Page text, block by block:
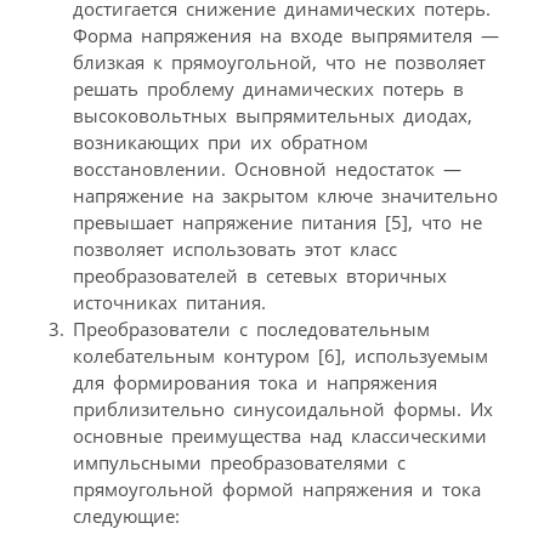
достигается снижение динамических потерь.
Форма напряжения на входе выпрямителя —
близкая к прямоугольной, что не позволяет
решать проблему динамических потерь в
высоковольтных выпрямительных диодах,
возникающих при их обратном
восстановлении. Основной недостаток —
напряжение на закрытом ключе значительно
превышает напряжение питания [5], что не
позволяет использовать этот класс
преобразователей в сетевых вторичных
источниках питания.
Преобразователи c последовательным
колебательным контуром [6], используемым
для формирования тока и напряжения
приблизительно синусоидальной формы. Их
основные преимущества над классическими
импульсными преобразователями с
прямоугольной формой напряжения и тока
следующие: